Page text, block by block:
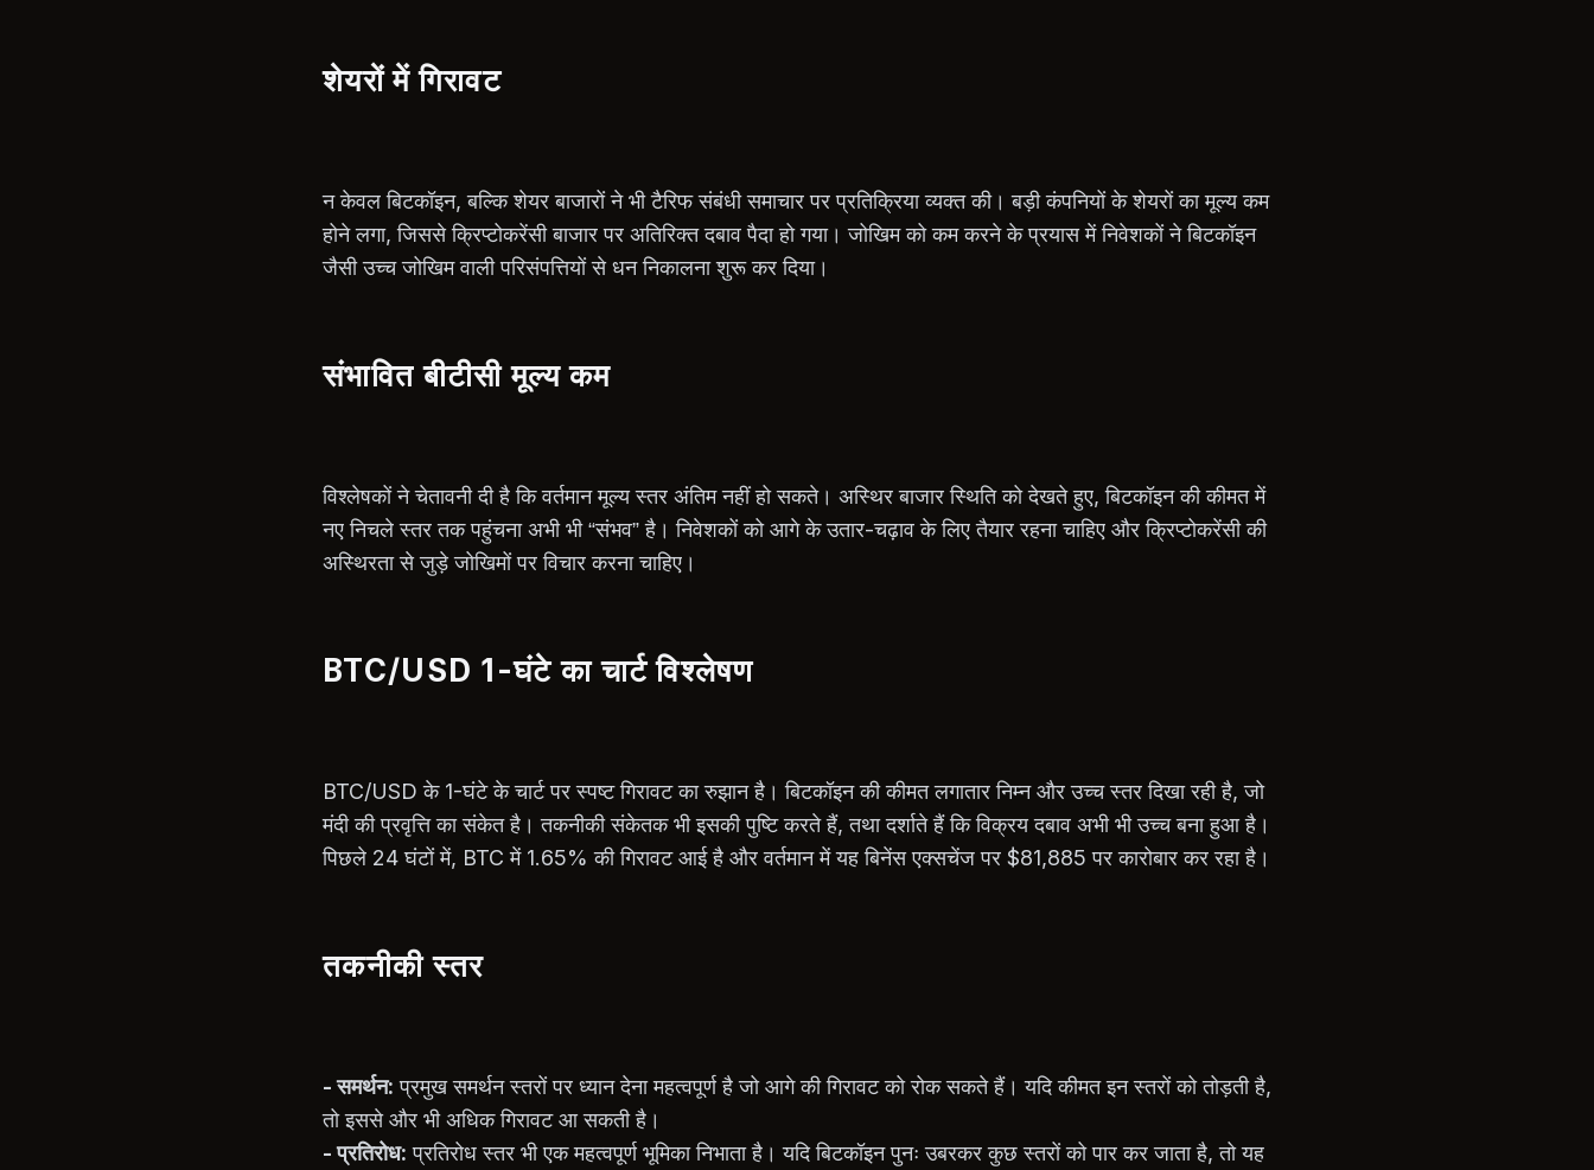
शेयरों में गिरावट
न केवल बिटकॉइन, बल्कि शेयर बाजारों ने भी टैरिफ संबंधी समाचार पर प्रतिक्रिया व्यक्त की। बड़ी कंपनियों के शेयरों का मूल्य कम
होने लगा, जिससे क्रिप्टोकरेंसी बाजार पर अतिरिक्त दबाव पैदा हो गया। जोखिम को कम करने के प्रयास में निवेशकों ने बिटकॉइन
जैसी उच्च जोखिम वाली परिसंपत्तियों से धन निकालना शुरू कर दिया।
संभावित बीटीसी मूल्य कम
विश्लेषकों ने चेतावनी दी है कि वर्तमान मूल्य स्तर अंतिम नहीं हो सकते। अस्थिर बाजार स्थिति को देखते हुए, बिटकॉइन की कीमत में
नए निचले स्तर तक पहुंचना अभी भी “संभव” है। निवेशकों को आगे के उतार-चढ़ाव के लिए तैयार रहना चाहिए और क्रिप्टोकरेंसी की
अस्थिरता से जुड़े जोखिमों पर विचार करना चाहिए।
BTC/USD 1-घंटे का चार्ट विश्लेषण
BTC/USD के 1-घंटे के चार्ट पर स्पष्ट गिरावट का रुझान है। बिटकॉइन की कीमत लगातार निम्न और उच्च स्तर दिखा रही है, जो
मंदी की प्रवृत्ति का संकेत है। तकनीकी संकेतक भी इसकी पुष्टि करते हैं, तथा दर्शाते हैं कि विक्रय दबाव अभी भी उच्च बना हुआ है।
पिछले 24 घंटों में, BTC में 1.65% की गिरावट आई है और वर्तमान में यह बिनेंस एक्सचेंज पर $81,885 पर कारोबार कर रहा है।
तकनीकी स्तर
- समर्थन: प्रमुख समर्थन स्तरों पर ध्यान देना महत्वपूर्ण है जो आगे की गिरावट को रोक सकते हैं। यदि कीमत इन स्तरों को तोड़ती है,
तो इससे और भी अधिक गिरावट आ सकती है।
- प्रतिरोध: प्रतिरोध स्तर भी एक महत्वपूर्ण भूमिका निभाता है। यदि बिटकॉइन पुनः उबरकर कुछ स्तरों को पार कर जाता है, तो यह